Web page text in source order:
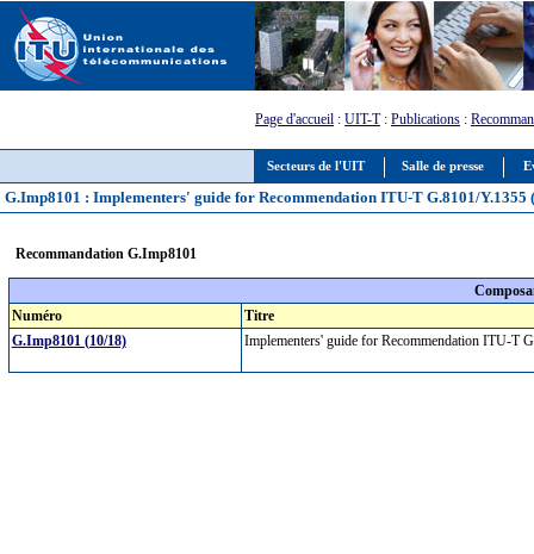
Secteurs de l'UIT Salle de presse
Page d'accueil : UIT-T: Publications :
G.Imp8101 : Implementers' guide for Recommendation ITU-T G.8101/Y.1355
Recommandation G.Imp8101
Numéro
Titre
G.Imp8101 (10/18)
Implementers' guide for Recommendation ITU-T